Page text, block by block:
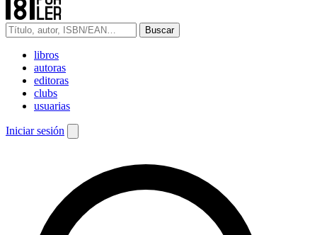
Buscar
libros
autoras
editoras
clubs
usuarias
Iniciar sesión